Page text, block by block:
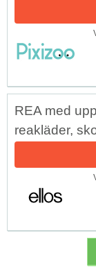
REA med
reakläder,